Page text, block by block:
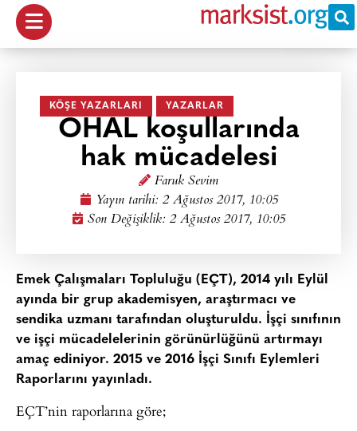
KÖŞE YAZARLARI YAZARLAR
OHAL koşullarında
hak mücadelesi
Faruk Sevim
Yayın tarihi: 2 Ağustos 2017, 10:05
Son Değişiklik: 2 Ağustos 2017, 10:05
Emek Çalışmaları Topluluğu (EÇT), 2014 yılı Eylül
ayında bir grup akademisyen, araştırmacı ve
sendika uzmanı tarafından oluşturuldu. İşçi sınıfının
ve işçi mücadelelerinin görünürlüğünü artırmayı
amaç ediniyor. 2015 ve 2016 İşçi Sınıfı Eylemleri
Raporlarını yayınladı.
EÇT’nin raporlarına göre;